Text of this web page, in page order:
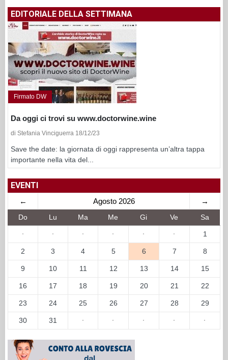
EDITORIALE DELLA SETTIMANA
Firmato DW
Da oggi ci trovi su www.doctorwine.wine
di Stefania Vinciguerra 18/12/23
Save the date: la giornata di oggi rappresenta un’altra tappa
importante nella vita del...
EVENTI
← Agosto 2026 →
Do Lu Ma Me Gi Ve Sa
· · · · · · 1
2 3 4 5 6 7 8
9 10 11 12 13 14 15
16 17 18 19 20 21 22
23 24 25 26 27 28 29
30 31 · · · · ·